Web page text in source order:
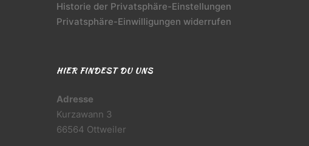
Historie der Privatsphäre-Einstellungen
Privatsphäre-Einwilligungen widerrufen
HIER FINDEST DU UNS
Adresse
Kurzawann 3
66564 Ottweiler